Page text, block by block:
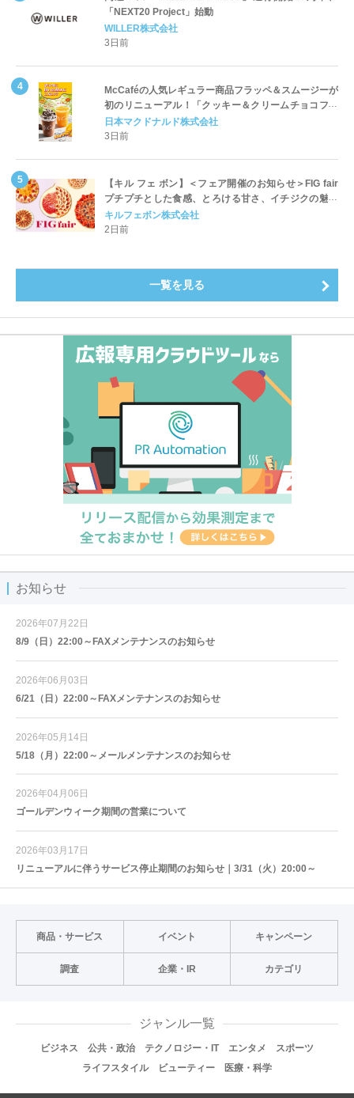
「NEXT20 Project」始動
WILLER株式会社
3日前
McCaféの人気レギュラー商品フラッペ＆スムージーが
初のリニューアル！「クッキー＆クリームチョコフラ
ッペ」「マンゴースムージー」8月5日（水）から販売
開始
日本マクドナルド株式会社
3日前
【キル フェ ボン】＜フェア開催のお知らせ＞FIG fair
プチプチとした食感、とろける甘さ、イチジクの魅力
をたっぷりと。新作を含め、イチジク尽くしの全4種が
登場8月20日（木）スタート
キルフェボン株式会社
2日前
一覧を見る
お知らせ
2026年07月22日
8/9（日）22:00～FAXメンテナンスのお知らせ
2026年06月03日
6/21（日）22:00～FAXメンテナンスのお知らせ
2026年05月14日
5/18（月）22:00～メールメンテナンスのお知らせ
2026年04月06日
ゴールデンウィーク期間の営業について
2026年03月17日
リニューアルに伴うサービス停止期間のお知らせ｜3/31（火）20:00～
商品・サービス イベント キャンペーン
調査 企業・IR カテゴリ
ジャンル一覧
ビジネス 公共・政治 テクノロジー・IT エンタメ
スポーツ
ライフスタイル
ビューティー 医療・科学